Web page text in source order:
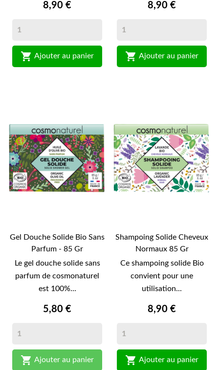
8,90 €
 Ajouter au panier
8,90 €
 Ajouter au panier
Gel Douche Solide Bio Sans
Parfum - 85 Gr
Le gel douche solide sans
parfum de cosmonaturel
est 100%...
5,80 €
 Ajouter au panier
Shampoing Solide Cheveux
Normaux 85 Gr
Ce shampoing solide Bio
convient pour une
utilisation...
8,90 €
 Ajouter au panier